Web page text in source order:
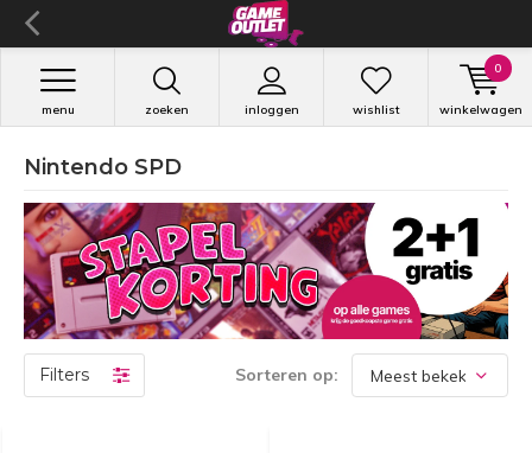
zoeken inloggen
menu wishlist winkelwagen
0
Nintendo SPD
Filters Sorteren op: